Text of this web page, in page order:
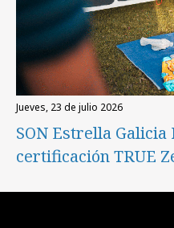
jueves, 23 de julio 2026
SON Estrella
certificación TRUE